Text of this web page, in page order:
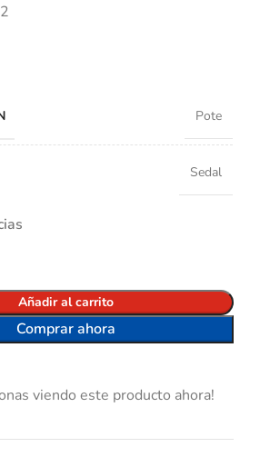
Pote
Sedal
Añadir al carrito
Comprar ahora
viendo este producto ahora!